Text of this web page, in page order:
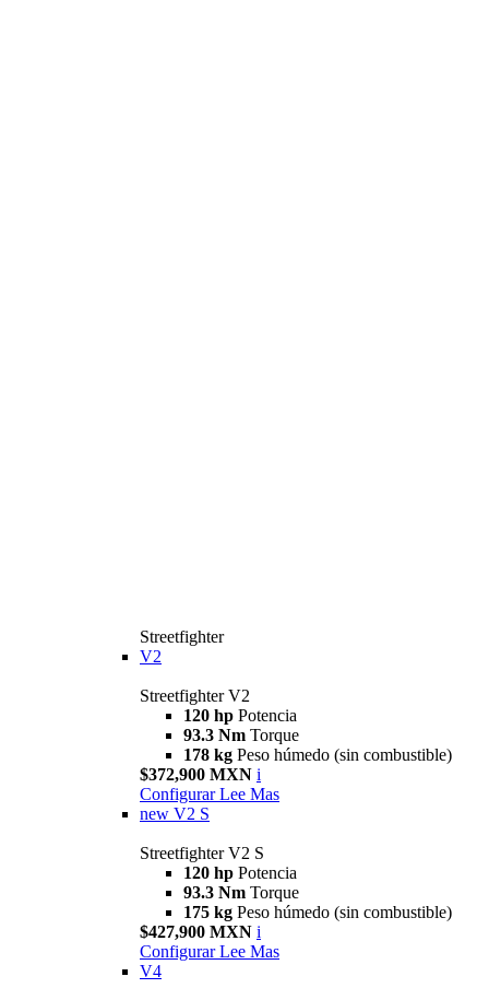
Streetfighter
V2
Streetfighter V2
120 hp Potencia
93.3 Nm Torque
178 kg Peso húmedo (sin combustible)
$372,900 MXN i
Configurar Lee Mas
new V2 S
Streetfighter V2 S
120 hp Potencia
93.3 Nm Torque
175 kg Peso húmedo (sin combustible)
$427,900 MXN i
Configurar Lee Mas
V4